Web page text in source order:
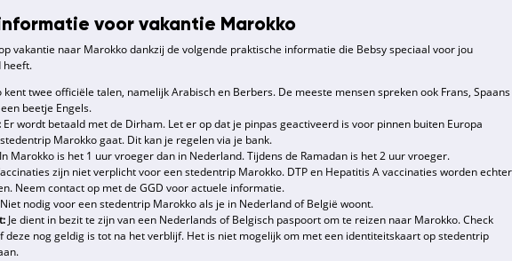
voor vakantie Marokko
vakantie naar Marokko dankzij de volgende praktische informatie die Bebsy speciaal voor jou
heeft.
kent twee officiële talen, namelijk Arabisch en Berbers. De meeste mensen spreken ook Frans, Spaans
beetje Engels.
Er wordt betaald met de Dirham. Let er op dat je pinpas geactiveerd is voor pinnen buiten Europa
Marokko gaat. Dit kan je regelen via je bank.
In Marokko is het 1 uur vroeger dan in Nederland. Tijdens de Ramadan is het 2 uur vroeger.
zijn niet verplicht voor een stedentrip Marokko. DTP en Hepatitis A vaccinaties worden echter
Neem contact op met de GGD voor actuele informatie.
Niet nodig voor een stedentrip Marokko als je in Nederland of België woont.
Je dient in bezit te zijn van een Nederlands of Belgisch paspoort om te reizen naar Marokko. Check
deze nog geldig is tot na het verblijf. Het is niet mogelijk om met een identiteitskaart op stedentrip